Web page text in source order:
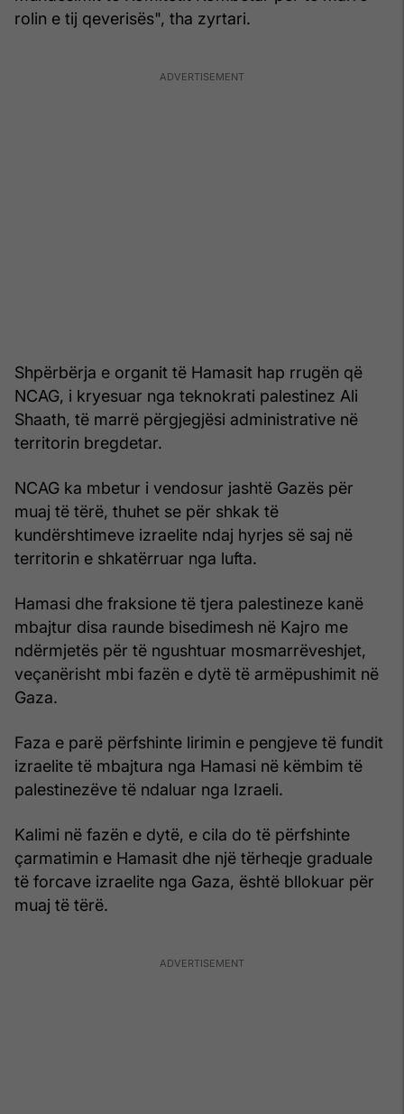
rolin e tij qeverisës", tha zyrtari.
Shpërbërja e organit të Hamasit hap rrugën që
NCAG, i kryesuar nga teknokrati palestinez Ali
Shaath, të marrë përgjegjësi administrative në
territorin bregdetar.
NCAG ka mbetur i vendosur jashtë Gazës për
muaj të tërë, thuhet se për shkak të
kundërshtimeve izraelite ndaj hyrjes së saj në
territorin e shkatërruar nga lufta.
Hamasi dhe fraksione të tjera palestineze kanë
mbajtur disa raunde bisedimesh në Kajro me
ndërmjetës për të ngushtuar mosmarrëveshjet,
veçanërisht mbi fazën e dytë të armëpushimit në
Gaza.
Faza e parë përfshinte lirimin e pengjeve të fundit
izraelite të mbajtura nga Hamasi në këmbim të
palestinezëve të ndaluar nga Izraeli.
Kalimi në fazën e dytë, e cila do të përfshinte
çarmatimin e Hamasit dhe një tërheqje graduale
të forcave izraelite nga Gaza, është bllokuar për
muaj të tërë.